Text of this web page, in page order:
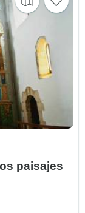
paisajes